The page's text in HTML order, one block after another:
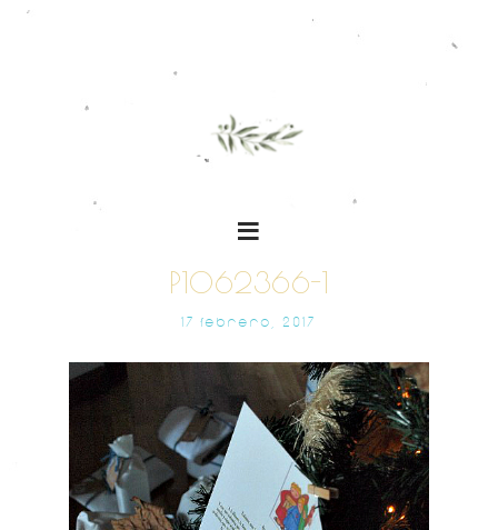
P1062366-1
17 FEBRERO, 2017